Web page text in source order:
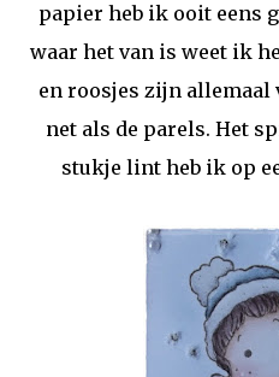
papier heb ik ooit eens
waar het van is weet ik
en roosjes zijn allemaal
net als de parels. Het
stukje lint heb ik op